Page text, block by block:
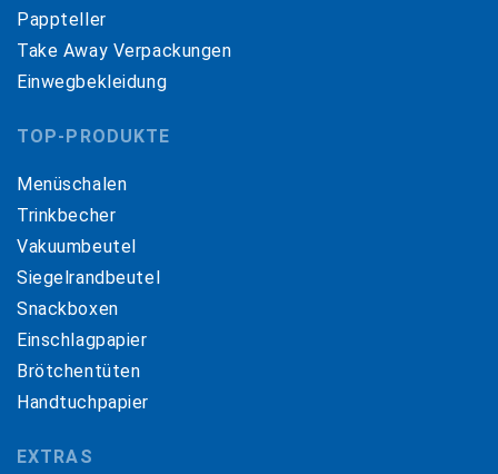
Pappteller
Take Away Verpackungen
Einwegbekleidung
TOP-PRODUKTE
Menüschalen
Trinkbecher
Vakuumbeutel
Siegelrandbeutel
Snackboxen
Einschlagpapier
Brötchentüten
Handtuchpapier
EXTRAS